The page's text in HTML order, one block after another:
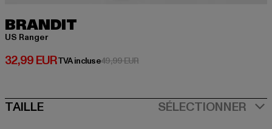
BRANDIT
US Ranger
32,99 EUR
Prix courant: 32,99 EUR
TVA incluse49,99 EURPrix en promotion: 49,99 EUR
SIZE
TAILLE SÉLECTIONNER